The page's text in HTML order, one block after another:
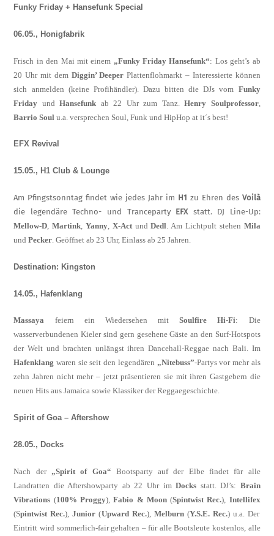
Funky Friday + Hansefunk Special
06.05., Honigfabrik
Frisch in den Mai mit einem „Funky Friday Hansefunk“: Los geht’s ab
20 Uhr mit dem Diggin’ DeeperPlattenflohmarkt – Interes­sierte können
sich anmelden (keine Profi­händler). Dazu bitten die DJs vom Funky
Friday undHansefunk ab 22 Uhr zum Tanz.Henry Soulprofessor,
Barrio Soulu.a. ver­sprechen Soul, Funk und HipHop at it´s best!
EFX Revival
15.05., H1 Club & Lounge
Am Pfingstsonntag findet wie jedes Jahr im H1 zu Ehren des Voilà
die legendäre Tech­no- und Tranceparty EFX statt. DJ Line-Up:
Mellow-D ,Martink ,Yanny X-Act und De­dl . Am Lichtpult stehen Mila
und Pecker . Geöffnet ab 23 Uhr, Einlass ab 25 Jahren.
Destination: Kingston
14.05., Hafenklang
Massaya feiern ein Wiedersehen mitSoulfi­re Hi-Fi: Die
wasserverbundenen Kieler sind gern gesehene Gäste an den Surf-Hotspots
der Welt und brachten unlängst ihren Dance­hall-Reggae nach Bali. Im
Hafenklang war­en sie seit den legendären „Nitebuss”-Partys vor mehr als
zehn Jahren nicht mehr – jetzt präsentieren sie mit ihren Gastgebern die
neuen Hits aus Jamaica sowie Klassiker der Reggaegeschichte.
Spirit of Goa – Aftershow
28.05., Docks
Nach der „Spirit of Goa“ Bootsparty auf der Elbe findet für alle
Landratten die Aftershow­party ab 22 Uhr imDocks statt. DJ’s: Brain
Vibrations (100% Proggy),Fabio & Moon(Spintwist Rec.), Intellifex
(Spintwist Rec.),Junior (Upward Rec.), Melburn(Y.S.E. Rec.) u.a. Der
Eintritt wird sommerlich-fair gehalten – für alle Bootsleute kostenlos, alle